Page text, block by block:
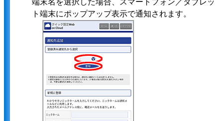
端末名を選択した場合、スマートフォン／タブレッ
ト端末にポップアップ表示で通知されます。